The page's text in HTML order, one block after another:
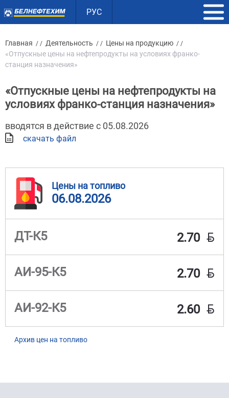
РУС
Главная / / Деятельность / / Цены на продукцию / /
«Отпускные цены на нефтепродукты на условиях франко-
станция назначения»
«Отпускные цены на нефтепродукты на
условиях франко-станция назначения»
вводятся в действие с 05.08.2026
скачать файл
Цены на топливо
06.08.2026
ДТ-К5 2.70 BYN
АИ-95-К5 2.70 BYN
АИ-92-К5 2.60 BYN
Архив цен на топливо